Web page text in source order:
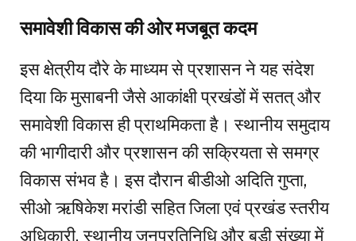
समावेशी विकास की ओर मजबूत कदम
इस क्षेत्रीय दौरे के माध्यम से प्रशासन ने यह संदेश
दिया कि मुसाबनी जैसे आकांक्षी प्रखंडों में सतत् और
समावेशी विकास ही प्राथमिकता है। स्थानीय समुदाय
की भागीदारी और प्रशासन की सक्रियता से समग्र
विकास संभव है। इस दौरान बीडीओ अदिति गुप्ता,
सीओ ऋषिकेश मरांडी सहित जिला एवं प्रखंड स्तरीय
अधिकारी, स्थानीय जनप्रतिनिधि और बड़ी संख्या में